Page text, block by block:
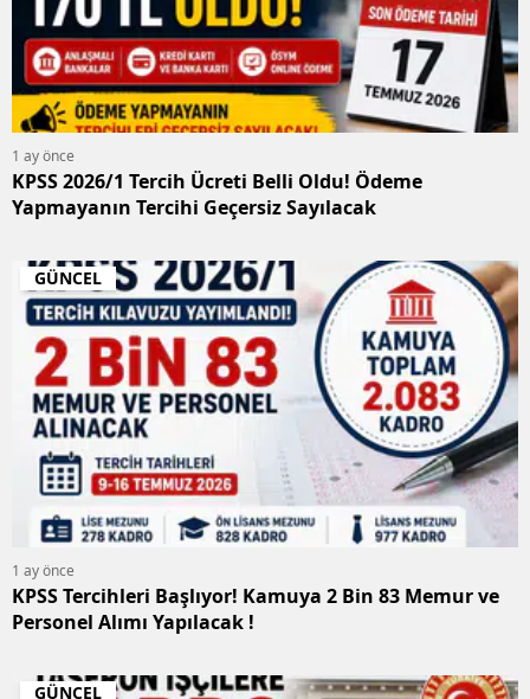
1 ay önce
KPSS 2026/1 Tercih Ücreti Belli Oldu! Ödeme
Yapmayanın Tercihi Geçersiz Sayılacak
GÜNCEL
1 ay önce
KPSS Tercihleri Başlıyor! Kamuya 2 Bin 83 Memur ve
Personel Alımı Yapılacak !
GÜNCEL